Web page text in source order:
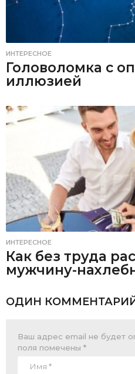
ИНТЕРЕСНОЕ
Головоломка с
иллюзией
ИНТЕРЕСНОЕ
Как без труда
мужчину-
ОДИН
Ваш адрес email не будет
поля помечены *